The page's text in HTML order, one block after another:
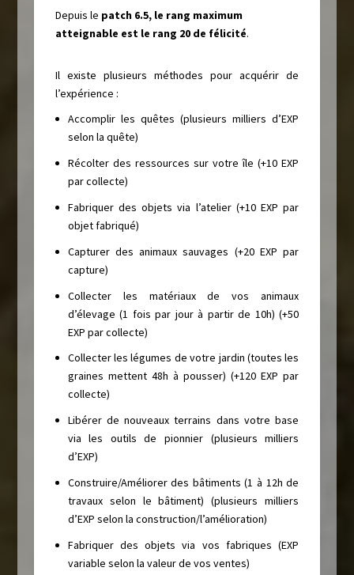
Depuis le patch 6.5, le rang maximum
atteignable est le rang 20 de félicité.
Il existe plusieurs méthodes pour acquérir de
l’expérience :
Accomplir les quêtes (plusieurs milliers d’EXP
selon la quête)
Récolter des ressources sur votre île (+10 EXP
par collecte)
Fabriquer des objets via l’atelier (+10 EXP par
objet fabriqué)
Capturer des animaux sauvages (+20 EXP par
capture)
Collecter les matériaux de vos animaux
d’élevage (1 fois par jour à partir de 10h) (+50
EXP par collecte)
Collecter les légumes de votre jardin (toutes les
graines mettent 48h à pousser) (+120 EXP par
collecte)
Libérer de nouveaux terrains dans votre base
via les outils de pionnier (plusieurs milliers
d’EXP)
Construire/Améliorer des bâtiments (1 à 12h de
travaux selon le bâtiment) (plusieurs milliers
d’EXP selon la construction/l’amélioration)
Fabriquer des objets via vos fabriques (EXP
variable selon la valeur de vos ventes)